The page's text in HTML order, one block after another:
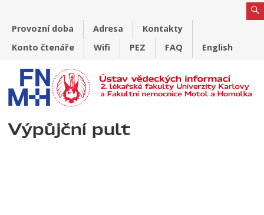
Provozní doba Adresa
Kontakty
Konto čtenáře
Wifi PEZ FAQ English
Výpůjční pult